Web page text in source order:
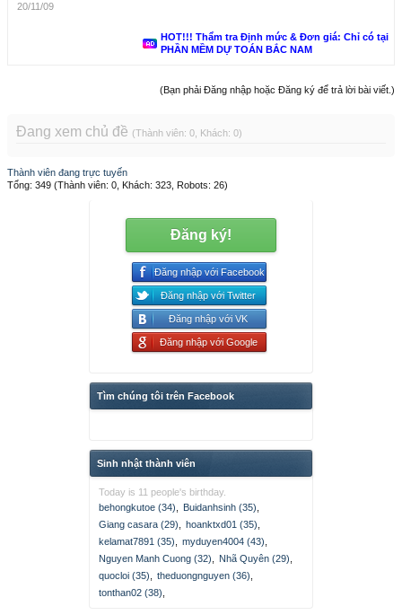
20/11/09
HOT!!! Thẩm tra Định mức & Đơn giá: Chỉ có tại
PHẦN MỀM DỰ TOÁN BẮC NAM
(Bạn phải Đăng nhập hoặc Đăng ký để trả lời bài viết.)
Đang xem chủ đề (Thành viên: 0, Khách: 0)
Thành viên đang trực tuyến
Tổng: 349 (Thành viên: 0, Khách: 323, Robots: 26)
Đăng ký!
Đăng nhập với Facebook
Đăng nhập với Twitter
Đăng nhập với VK
Đăng nhập với Google
Tìm chúng tôi trên Facebook
Sinh nhật thành viên
Today is 11 people's birthday.
behongkutoe (34)
Buidanhsinh (35)
Giang casara (29)
hoanktxd01 (35)
kelamat7891 (35)
myduyen4004 (43)
Nguyen Manh Cuong (32)
Nhã Quyên (29)
quocloi (35)
theduongnguyen (36)
tonthan02 (38)